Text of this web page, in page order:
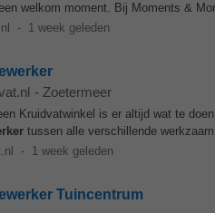
welkom moment. Bij Moments &
- 1 week geleden
- Zoetermeer
Kruidvatwinkel is er altijd wat te
tussen alle verschillende
- 1 week geleden
Tuincentrum